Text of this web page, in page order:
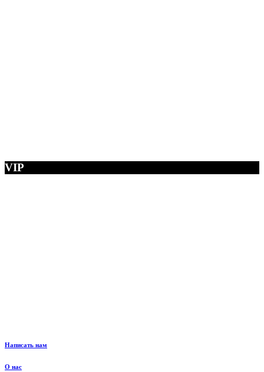
VIP
Написать нам
О нас